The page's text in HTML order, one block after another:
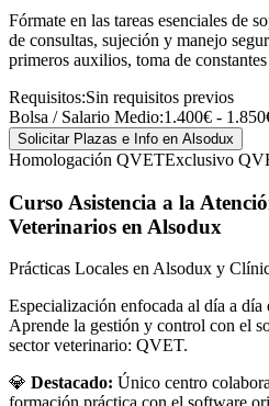
Fórmate en las tareas esenciales de
de consultas, sujeción y manejo
primeros auxilios, toma de
Requisitos:Sin requisitos previos
Bolsa / Salario Medio:1.400€ -
Solicitar Plazas e Info en Alsodux
Homologación QVETExclusivo
Curso Asistencia a la
Veterinarios en Alsodux
Prácticas Locales en Alsodux y
Especialización enfocada al día a día
Aprende la gestión y control con el
sector veterinario: QVET.
💎 Destacado: Único centro